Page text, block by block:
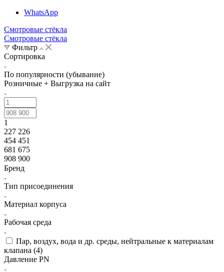
WhatsApp
Смотровые стёкла
Смотровые стёкла
Фильтр
Сортировка
По популярности (убывание)
Розничные + Выгрузка на сайт
1
227 226
454 451
681 675
908 900
Бренд
Тип присоединения
Материал корпуса
Рабочая среда
Пар, воздух, вода и др. среды, нейтральные к материалам
клапана (4)
Давление PN